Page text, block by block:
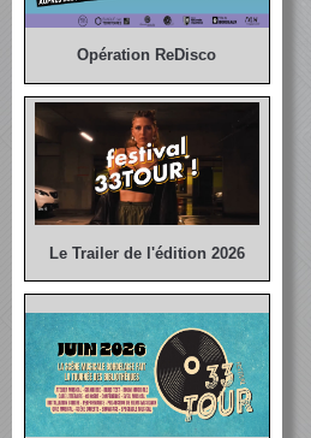
Opération ReDisco
Le Trailer de l'édition 2026